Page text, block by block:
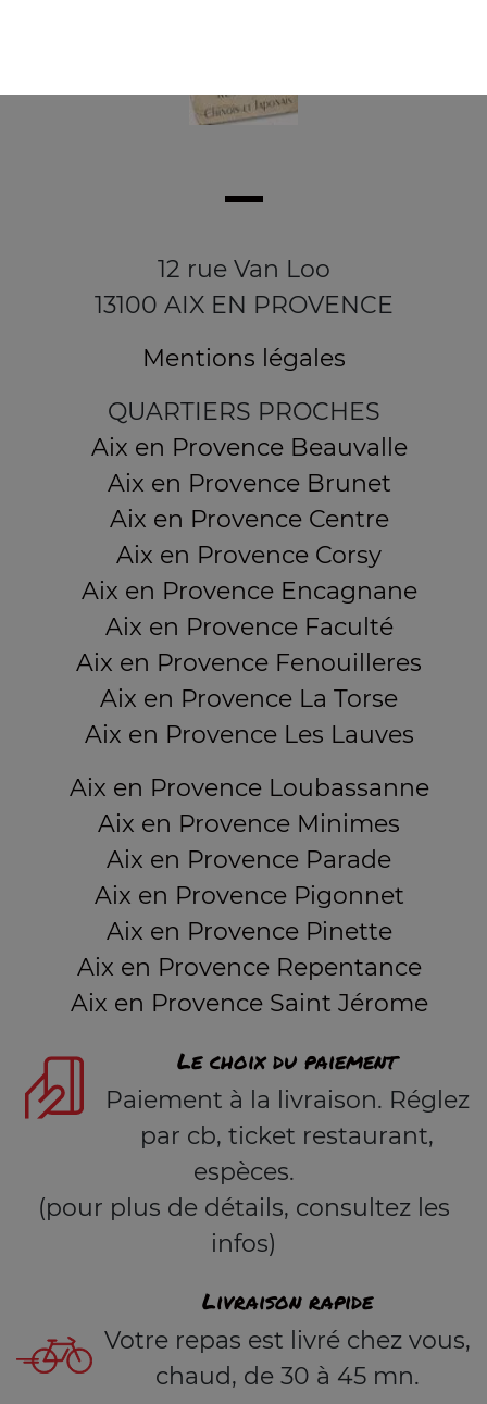
12 rue Van Loo
13100 AIX EN PROVENCE
Mentions légales
QUARTIERS PROCHES
Aix en Provence Beauvalle
Aix en Provence Brunet
Aix en Provence Centre
Aix en Provence Corsy
Aix en Provence Encagnane
Aix en Provence Faculté
Aix en Provence Fenouilleres
Aix en Provence La Torse
Aix en Provence Les Lauves
Aix en Provence Loubassanne
Aix en Provence Minimes
Aix en Provence Parade
Aix en Provence Pigonnet
Aix en Provence Pinette
Aix en Provence Repentance
Aix en Provence Saint Jérome
Le choix du paiement
Paiement à la livraison. Réglez
par cb, ticket restaurant,
espèces.
(pour plus de détails, consultez les
infos)
Livraison rapide
Votre repas est livré chez vous,
chaud, de 30 à 45 mn.